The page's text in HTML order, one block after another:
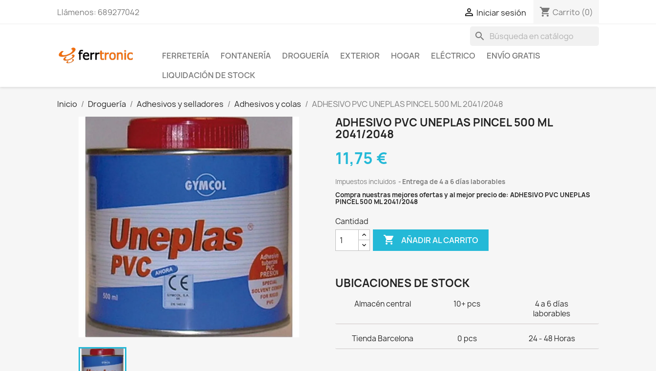
Llámenos: 689277042  Iniciar sesión shopping_cart Carrito (0)
search
FERRETERÍA FONTANERÍA DROGUERÍA EXTERIOR HOGAR ELÉCTRICO
ENVÍO GRATIS
LIQUIDACIÓN DE STOCK
Inicio Droguería Adhesivos y selladores Adhesivos y colas ADHESIVO PVC UNEPLAS PINCEL 500 ML 2041/2048
ADHESIVO PVC UNEPLAS PINCEL 500 ML
2041/2048
11,75 €
Impuestos incluidos
Entrega de 4 a 6 días laborables
Compra nuestras mejores ofertas y al mejor precio de: ADHESIVO PVC UNEPLAS
PINCEL 500 ML 2041/2048
Cantidad
 AÑADIR AL CARRITO
UBICACIONES DE STOCK
Almacén central 10+ pcs
4 a 6 días
laborables
Tienda Barcelona 0 pcs 24 - 48 Horas